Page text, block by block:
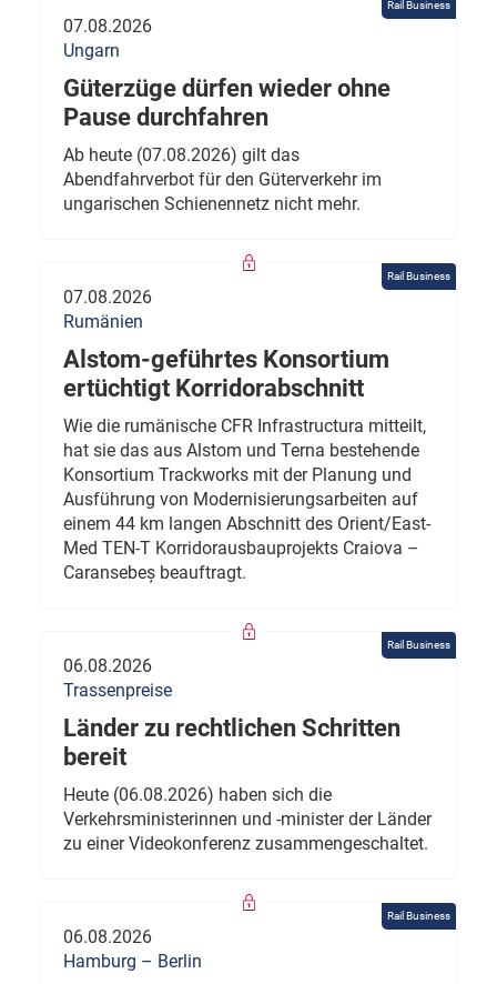
Rail Business
07.08.2026
Ungarn
Güterzüge dürfen wieder ohne
Pause durchfahren
Ab heute (07.08.2026) gilt das
Abendfahrverbot für den Güterverkehr im
ungarischen Schienennetz nicht mehr.
Rail Business
07.08.2026
Rumänien
Alstom-geführtes Konsortium
ertüchtigt Korridorabschnitt
Wie die rumänische CFR Infrastructura mitteilt,
hat sie das aus Alstom und Terna bestehende
Konsortium Trackworks mit der Planung und
Ausführung von Modernisierungsarbeiten auf
einem 44 km langen Abschnitt des Orient/East-
Med TEN-T Korridorausbauprojekts Craiova –
Caransebeș beauftragt.
Rail Business
06.08.2026
Trassenpreise
Länder zu rechtlichen Schritten
bereit
Heute (06.08.2026) haben sich die
Verkehrsministerinnen und -minister der Länder
zu einer Videokonferenz zusammengeschaltet.
Rail Business
06.08.2026
Hamburg – Berlin